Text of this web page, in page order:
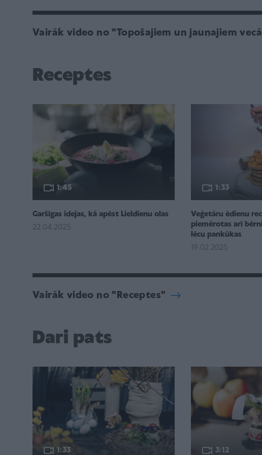
Vairāk video no "Topošajiem un jaunajiem
Receptes
1:45
Garšīgas idejas, kā apēst Lieldienu olas
22.04.2025
1:33
Veģetāru ēdienu
piemērotas arī
lēcu pankūkas
19.02.2025
Vairāk video no "Receptes"
Dari pats
1:33 3:12